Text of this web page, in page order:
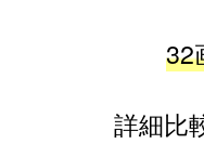
32
詳細比